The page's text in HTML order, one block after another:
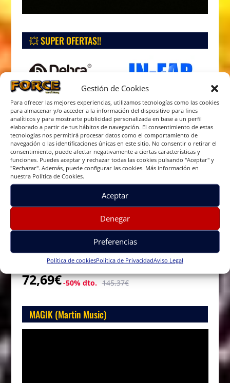
Gestión de Cookies
Para ofrecer las mejores experiencias, utilizamos tecnologías como las cookies
para almacenar y/o acceder a la información del dispositivo para fines
analíticos y para mostrarte publicidad personalizada en base a un perfil
elaborado a partir de tus hábitos de navegación. El consentimiento de estas
tecnologías nos permitirá procesar datos como el comportamiento de
navegación o las identificaciones únicas en este sitio. No consentir o retirar el
consentimiento, puede afectar negativamente a ciertas características y
funciones. Puedes aceptar y rechazar todas las cookies pulsando "Aceptar" y
"Rechazar". Además, puede configurar las cookies. Más información en
nuestra Política de Cookies.
Aceptar
Denegar
Preferencias
Política de cookiesPolítica de PrivacidadAviso Legal
💥 SUPER OFERTAS!!
Sistema de Monitoreo Inalámbrico Intraural UHF Debra ER-202
Conon Bluetooth para Actuaciones en Escenario, Estudios de
Grabación e Iglesias.
72,69€-50% dto. 145,37€
MAGIK (Martin Music)